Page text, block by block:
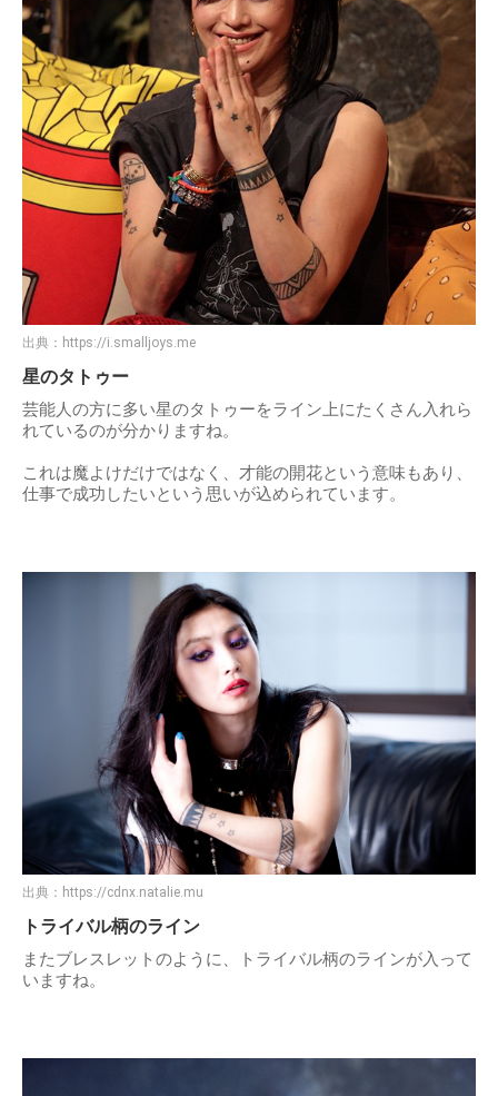
出典： https://i.smalljoys.me
星のタトゥー
芸能人の方に多い星のタトゥーをライン上にたくさん入れら
れているのが分かりますね。
これは魔よけだけではなく、才能の開花という意味もあり、
仕事で成功したいという思いが込められています。
出典： https://cdnx.natalie.mu
トライバル柄のライン
またブレスレットのように、トライバル柄のラインが入って
いますね。